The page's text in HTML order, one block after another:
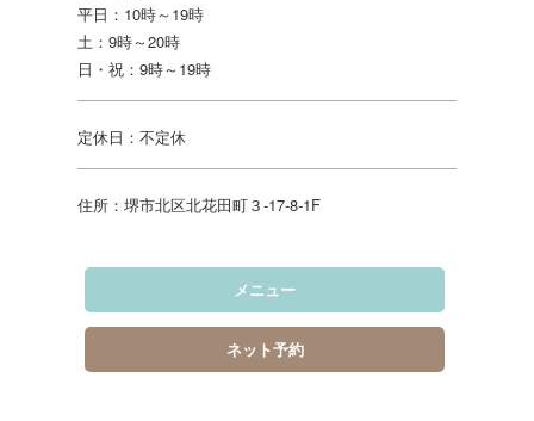
平日：10時～19時
土：9時～20時
日・祝：9時～19時
定休日：不定休
住所：堺市北区北花田町３‐17‐8‐1F
メニュー
ネット予約